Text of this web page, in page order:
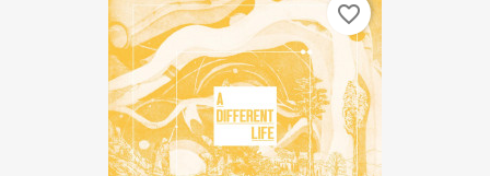
favorite_border